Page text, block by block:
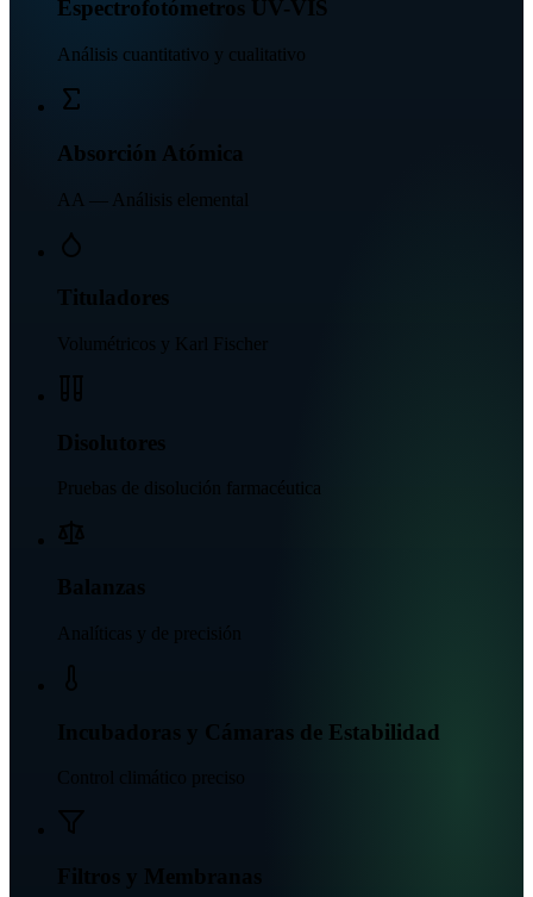
Espectrofotómetros UV-VIS
Análisis cuantitativo y cualitativo
Absorción Atómica
AA — Análisis elemental
Tituladores
Volumétricos y Karl Fischer
Disolutores
Pruebas de disolución farmacéutica
Balanzas
Analíticas y de precisión
Incubadoras y Cámaras de Estabilidad
Control climático preciso